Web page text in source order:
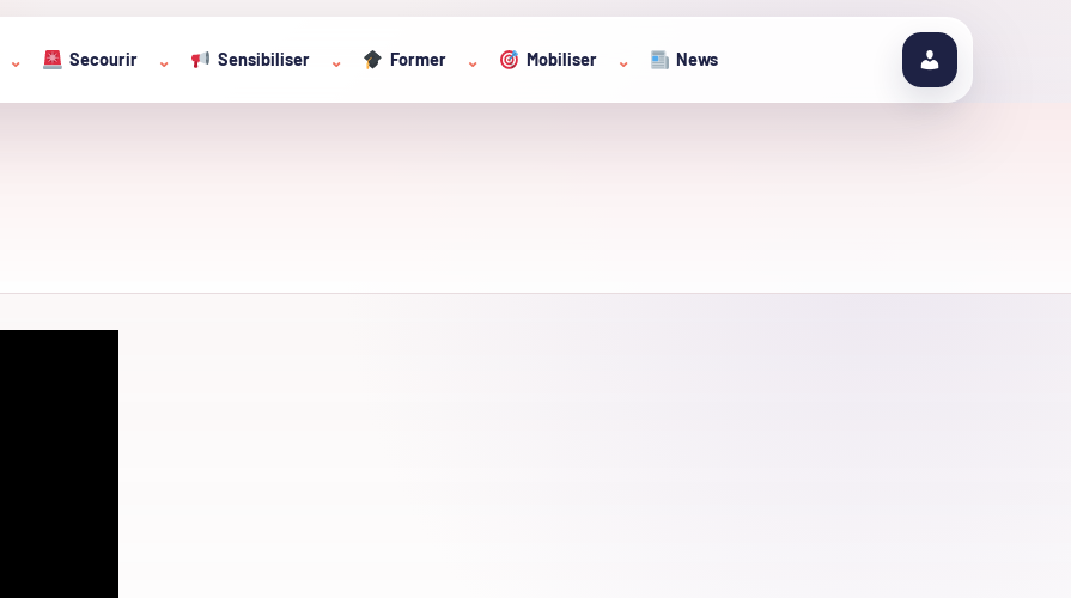
⌄ Secourir ⌄ Sensibiliser ⌄ Former ⌄ Mobiliser ⌄ News